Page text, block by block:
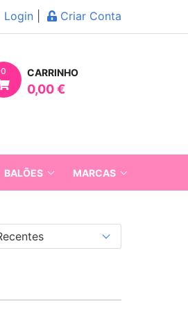
Login Criar Conta
0 CARRINHO
0,00 €
BALÕES MARCAS